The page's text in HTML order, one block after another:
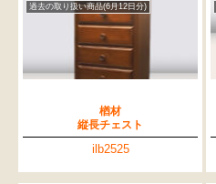
過去の取り扱い商品(6月12日分)
楢材
縦長チェスト
ilb2525